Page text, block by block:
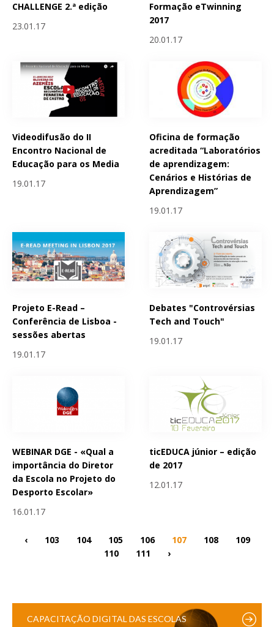
CHALLENGE 2.ª edição
23.01.17
Formação eTwinning
2017
20.01.17
Videodifusão do II
Encontro Nacional de
Educação para os Media
19.01.17
Oficina de formação
acreditada “Laboratórios
de aprendizagem:
Cenários e Histórias de
Aprendizagem”
19.01.17
Projeto E-Read –
Conferência de Lisboa -
sessões abertas
19.01.17
Debates "Controvérsias
Tech and Touch"
19.01.17
WEBINAR DGE - «Qual a
importância do Diretor
da Escola no Projeto do
Desporto Escolar»
16.01.17
ticEDUCA júnior – edição
de 2017
12.01.17
‹ 103 104 105 106 107 108
109
110
111 ›
CAPACITAÇÃO DIGITAL DAS ESCOLAS